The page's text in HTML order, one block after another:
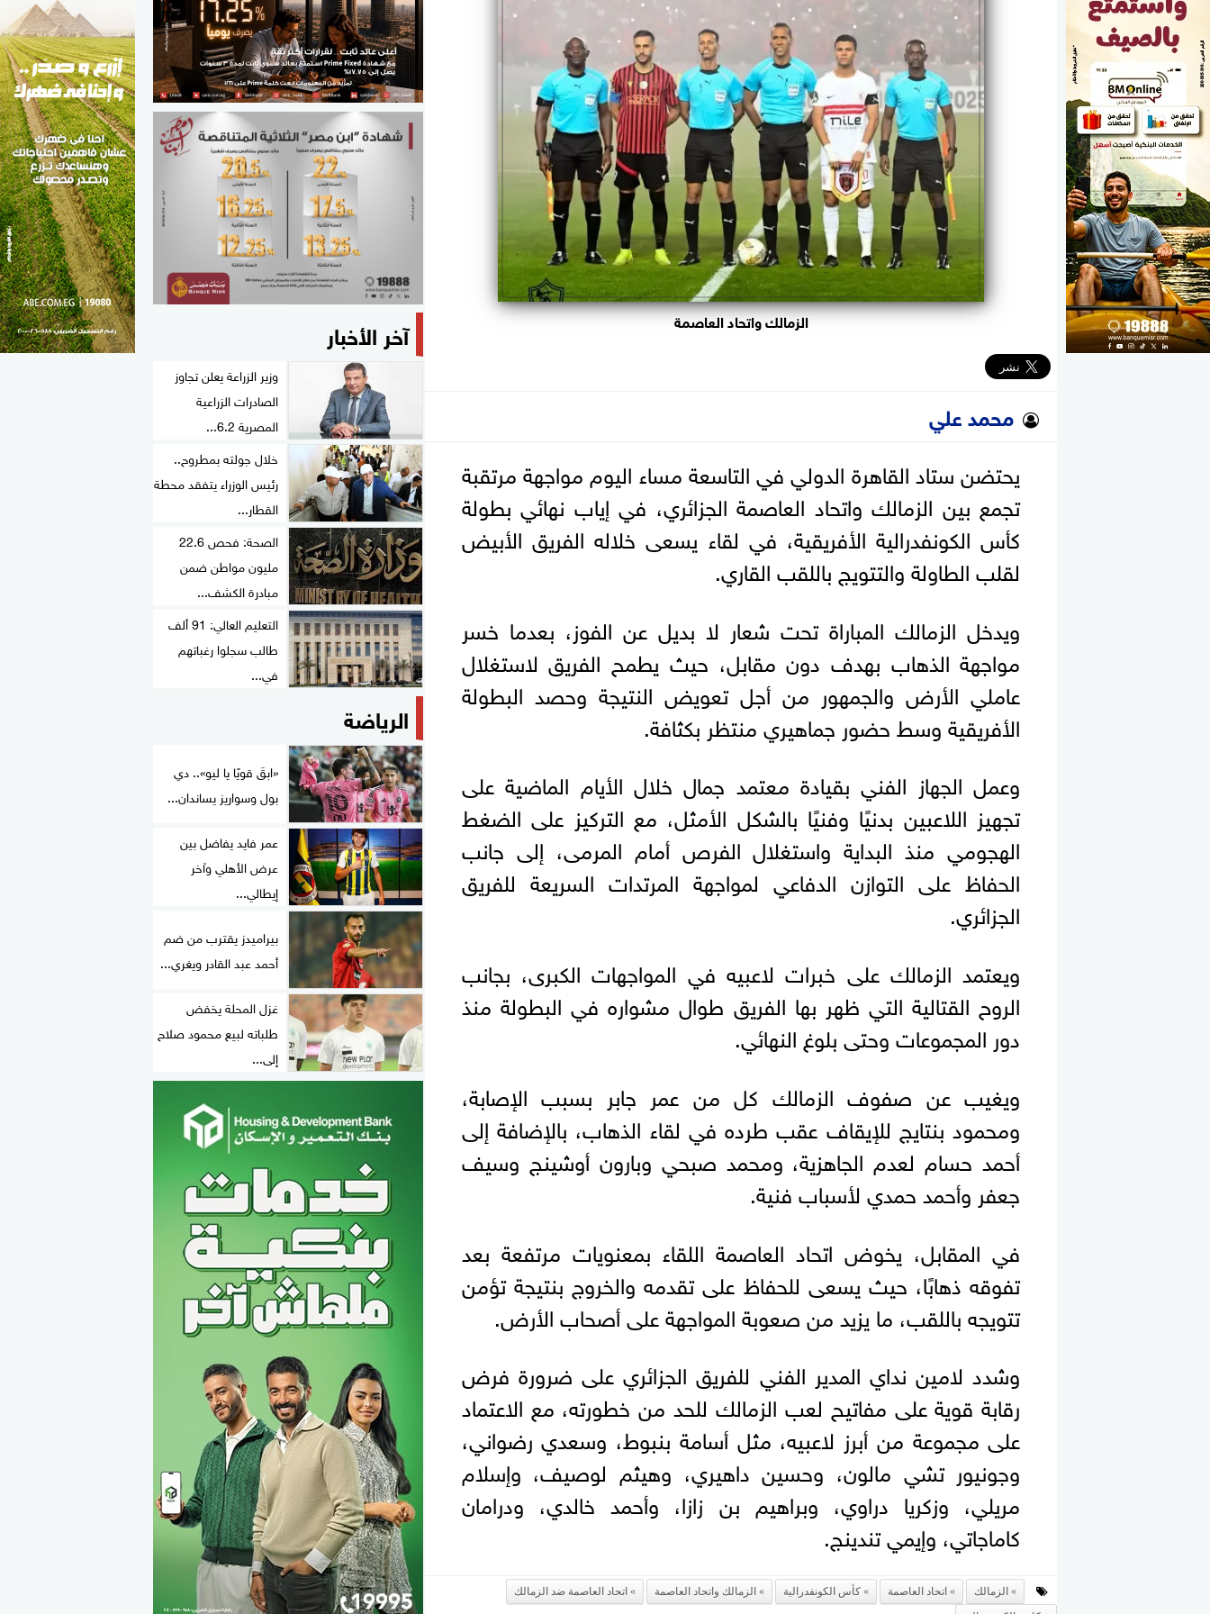
مواهب مصر
الزمالك واتحاد العاصمة
محمد علي
يحتضن ستاد القاهرة الدولي في التاسعة مساء اليوم مواجهة مرتقبة
تجمع بين الزمالك واتحاد العاصمة الجزائري، في إياب نهائي بطولة
كأس الكونفدرالية الأفريقية، في لقاء يسعى خلاله الفريق الأبيض
لقلب الطاولة والتتويج باللقب القاري.
ويدخل الزمالك المباراة تحت شعار لا بديل عن الفوز، بعدما خسر
مواجهة الذهاب بهدف دون مقابل، حيث يطمح الفريق لاستغلال
عاملي الأرض والجمهور من أجل تعويض النتيجة وحصد البطولة
الأفريقية وسط حضور جماهيري منتظر بكثافة.
وعمل الجهاز الفني بقيادة معتمد جمال خلال الأيام الماضية على
تجهيز اللاعبين بدنيًا وفنيًا بالشكل الأمثل، مع التركيز على الضغط
الهجومي منذ البداية واستغلال الفرص أمام المرمى، إلى جانب
الحفاظ على التوازن الدفاعي لمواجهة المرتدات السريعة للفريق
الجزائري.
ويعتمد الزمالك على خبرات لاعبيه في المواجهات الكبرى، بجانب
الروح القتالية التي ظهر بها الفريق طوال مشواره في البطولة منذ
دور المجموعات وحتى بلوغ النهائي.
ويغيب عن صفوف الزمالك كل من عمر جابر بسبب الإصابة،
ومحمود بنتايج للإيقاف عقب طرده في لقاء الذهاب، بالإضافة إلى
أحمد حسام لعدم الجاهزية، ومحمد صبحي وبارون أوشينج وسيف
جعفر وأحمد حمدي لأسباب فنية.
في المقابل، يخوض اتحاد العاصمة اللقاء بمعنويات مرتفعة بعد
تفوقه ذهابًا، حيث يسعى للحفاظ على تقدمه والخروج بنتيجة تؤمن
تتويجه باللقب، ما يزيد من صعوبة المواجهة على أصحاب الأرض.
وشدد لامين نداي المدير الفني للفريق الجزائري على ضرورة فرض
رقابة قوية على مفاتيح لعب الزمالك للحد من خطورته، مع الاعتماد
على مجموعة من أبرز لاعبيه، مثل أسامة بنبوط، وسعدي رضواني،
وجونيور تشي مالون، وحسين داهيري، وهيثم لوصيف، وإسلام
مريلي، وزكريا دراوي، وبراهيم بن زازا، وأحمد خالدي، ودرامان
كاماجاتي، وإيمي تندينج.
الزمالك اتحاد العاصمة كأس الكونفدرالية الزمالك واتحاد العاصمة
اتحاد العاصمة ضد الزمالك
آخر الأخبار
وزير الزراعة يعلن تجاوز
الصادرات الزراعية
المصرية 6.2...
خلال جولته بمطروح..
رئيس الوزراء يتفقد محطة
القطار...
الصحة: فحص 22.6
مليون مواطن ضمن
مبادرة الكشف...
التعليم العالي: 91 ألف
طالب سجلوا رغباتهم
في...
الرياضة
«ابقَ قويًا يا ليو».. دي
بول وسواريز يساندان...
عمر فايد يفاضل بين
عرض الأهلي وآخر
إيطالي...
بيراميدز يقترب من ضم
أحمد عبد القادر ويغري...
غزل المحلة يخفض
طلباته لبيع محمود صلاح
إلى...